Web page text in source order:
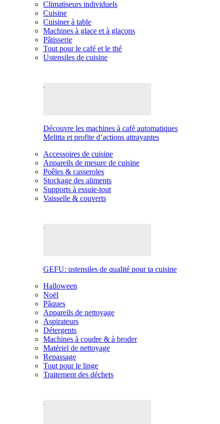
Climatiseurs individuels
Cuisine
Cuisiner à table
Machines à glace et à glaçons
Pâtisserie
Tout pour le café et le thé
Ustensiles de cuisine
Découvre les machines à café automatiques
Melitta et profite d’actions attrayantes
Accessoires de cuisine
Appareils de mesure de cuisine
Poêles & casseroles
Stockage des aliments
Supports à essuie-tout
Vaisselle & couverts
GEFU: ustensiles de qualité pour ta cuisine
Halloween
Noël
Pâques
Appareils de nettoyage
Aspirateurs
Détergents
Machines à coudre & à broder
Matériel de nettoyage
Repassage
Tout pour le linge
Traitement des déchets